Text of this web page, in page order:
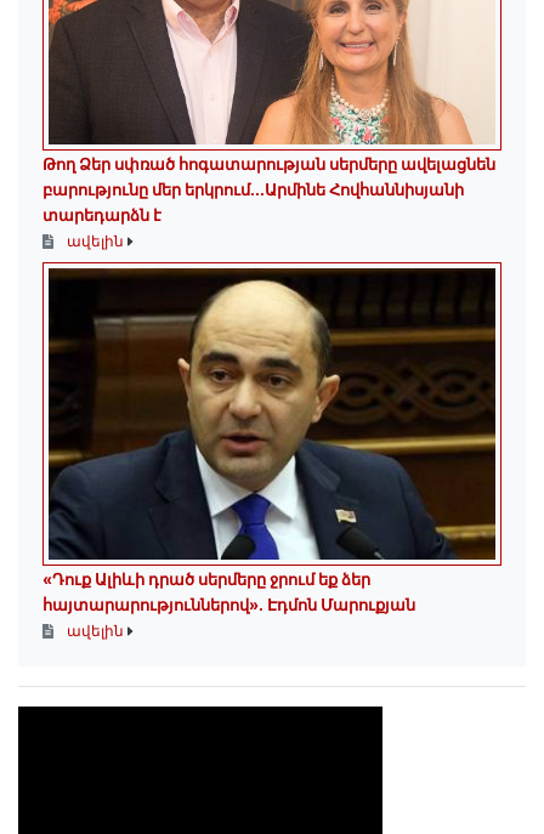
Թող Ձեր սփռած հոգատարության սերմերը ավելացնեն
բարությունը մեր երկրում․․․Արմինե Հովհաննիսյանի
տարեդարձն է
ավելին
«Դուք Ալիևի դրած սերմերը ջրում եք ձեր
հայտարարություններով»․ Էդմոն Մարուքյան
ավելին